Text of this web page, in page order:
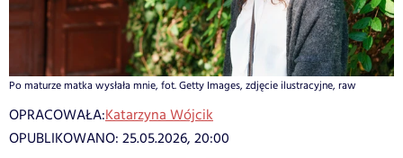
Po maturze matka wysłała mnie, fot. Getty Images, zdjęcie ilustracyjne, raw
OPRACOWAŁA:Katarzyna Wójcik
OPUBLIKOWANO: 25.05.2026, 20:00